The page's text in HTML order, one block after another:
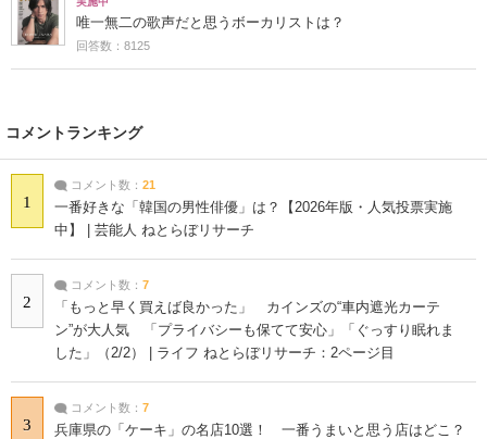
唯一無二の歌声だと思うボーカリストは？
回答数：8125
コメントランキング
1
コメント数： 21
一番好きな「韓国の男性俳優」は？【2026年版・人気投票実施
中】 | 芸能人 ねとらぼリサーチ
2
コメント数： 7
「もっと早く買えば良かった」 カインズの“車内遮光カーテ
ン”が大人気 「プライバシーも保てて安心」「ぐっすり眠れま
した」（2/2） | ライフ ねとらぼリサーチ：2ページ目
3
コメント数： 7
兵庫県の「ケーキ」の名店10選！ 一番うまいと思う店はどこ？